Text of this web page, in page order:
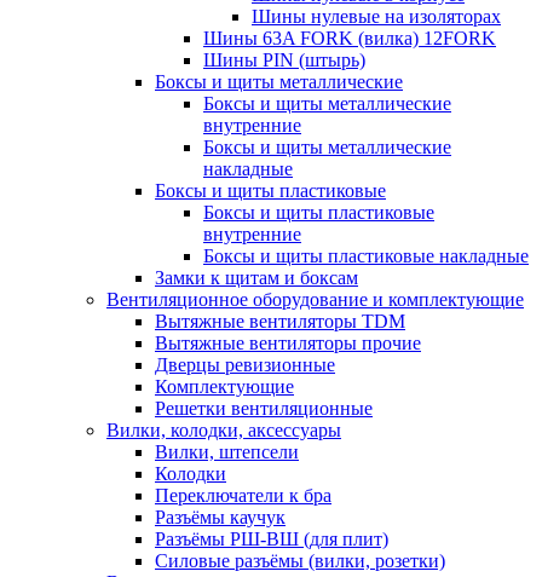
Шины нулевые на изоляторах
Шины 63A FORK (вилка) 12FORK
Шины PIN (штырь)
Боксы и щиты металлические
Боксы и щиты металлические
внутренние
Боксы и щиты металлические
накладные
Боксы и щиты пластиковые
Боксы и щиты пластиковые
внутренние
Боксы и щиты пластиковые накладные
Замки к щитам и боксам
Вентиляционное оборудование и комплектующие
Вытяжные вентиляторы TDM
Вытяжные вентиляторы прочие
Дверцы ревизионные
Комплектующие
Решетки вентиляционные
Вилки, колодки, аксессуары
Вилки, штепсели
Колодки
Переключатели к бра
Разъёмы каучук
Разъёмы РШ-ВШ (для плит)
Силовые разъёмы (вилки, розетки)